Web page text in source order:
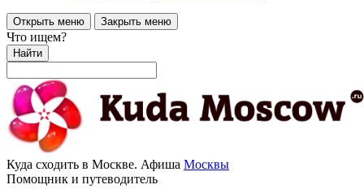
Открыть меню Закрыть меню
Что ищем?
Найти
Куда сходить в Москве. Афиша Москвы
Помощник и путеводитель